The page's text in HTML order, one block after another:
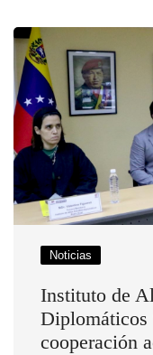
Noticias
Instituto de
Diplomáticos
cooperación